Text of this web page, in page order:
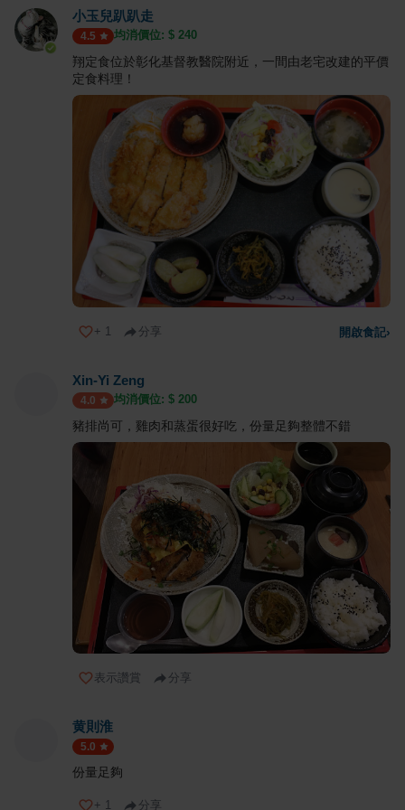
小玉兒趴趴走
4.5 均消價位: $ 240
翔定食位於彰化基督教醫院附近，一間由老宅改建的平價
定食料理！
+ 1 分享 開啟食記›
Xin-Yi Zeng
4.0 均消價位: $ 200
豬排尚可，雞肉和蒸蛋很好吃，份量足夠整體不錯
表示讚賞 分享
黄則淮
5.0
份量足夠
+ 1 分享